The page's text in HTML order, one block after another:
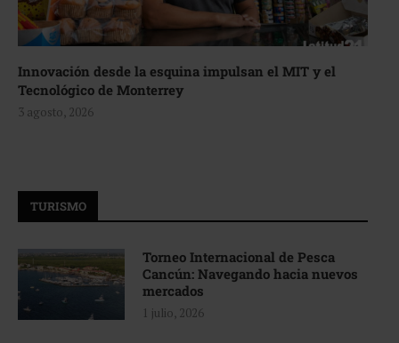
Innovación desde la esquina impulsan el MIT y el
Tecnológico de Monterrey
3 agosto, 2026
TURISMO
Torneo Internacional de Pesca
Cancún: Navegando hacia nuevos
mercados
1 julio, 2026